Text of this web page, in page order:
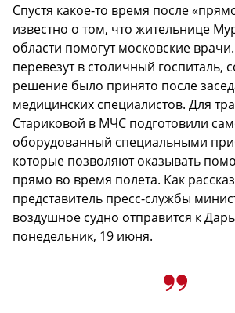
Спустя какое-то время после
известно о том, что жительнице
области помогут московские
перевезут в столичный госпиталь,
решение было принято после
медицинских специалистов. Для
Стариковой в МЧС подготовили
оборудованный специальными
которые позволяют оказывать
прямо во время полета. Как
представитель пресс-службы
воздушное судно отправится к
понедельник, 19 июня.